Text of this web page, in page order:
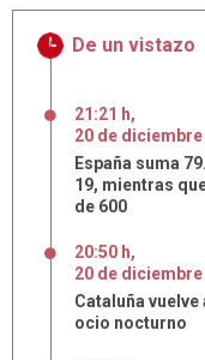
De un vistazo
21:21 h,
20 de diciembre
España suma
19, mientras
de 600
20:50 h,
20 de diciembre
Cataluña
ocio nocturno